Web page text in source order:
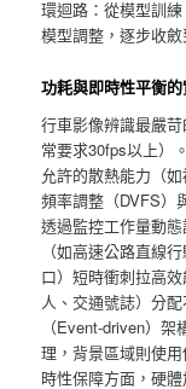
環迴路：從模型訓
模型調整，逐步收斂
功耗與即時性平衡
行車影像辨識最嚴
常要求30fps以上）
允許的散熱能力（
頻率調整（DVFS）
透過監控工作量動
（如高速公路直線
口）短時衝刺拉高
人、交通號誌）分
（Event-driven）
理，背景區域則使
時性保障方面，硬